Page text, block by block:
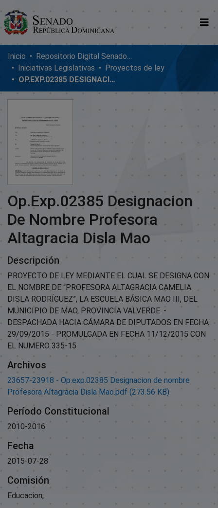
Comunidades
Glosario
Nosotros
Inicio
Repositorio Digital SenadoRD
Iniciativas Legislativas
Proyectos de ley
OP.EXP.02385 DESIGNACION DE NOMBRE PROFESORA ALTAGRACIA DISLA MAO
Op.Exp.02385 Designacion
De Nombre Profesora
Altagracia Disla Mao
Descripción
PROYECTO DE LEY MEDIANTE EL CUAL SE DESIGNA CON
EL NOMBRE DE “PROFESORA ALTAGRACIA CAMELIA
DISLA RODRÍGUEZ”, LA ESCUELA BÁSICA MAO III, DEL
MUNICIPIO DE MAO, PROVINCIA VALVERDE. -
DESPACHADA HACIA CÁMARA DE DIPUTADOS EN FECHA
29/09/2015 - PROMULGADA EN FECHA 11/12/2015 CON
EL NUMERO 335-15
Archivos
23657-23918 - Op.exp.02385 Designacion de nombre
Profesora Altagracia Disla Mao.pdf (273.56 KB)
Período Constitucional
2010-2016
Fecha
2015-07-28
Comisión
Educacion;